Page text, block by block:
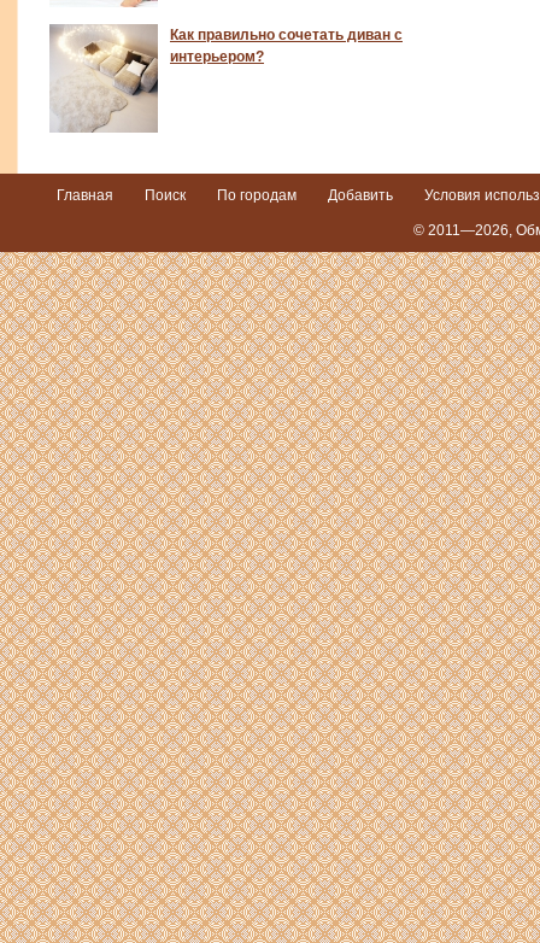
Как правильно сочетать диван с
интерьером?
Главная Поиск По городам Добавить Условия
© 2011—2026,